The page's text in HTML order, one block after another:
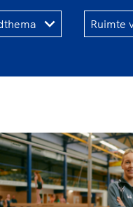
tijdens een rondje
Rico Verhoeven, Diede
en het Nederlands
Of met trots te genieten
de karatewedstrijd van je
de halve marathon van
sportomgeving
langs de lijn, in de
dus een belangrijk
van het clubbeleid
en ongewenst
biedt een